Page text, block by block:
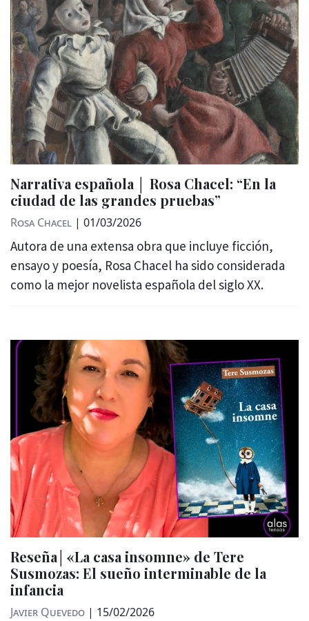
Narrativa española │ Rosa Chacel: “En la
ciudad de las grandes pruebas”
Rosa Chacel | 01/03/2026
Autora de una extensa obra que incluye ficción,
ensayo y poesía, Rosa Chacel ha sido considerada
como la mejor novelista española del siglo XX.
Reseña│«La casa insomne» de Tere
Susmozas: El sueño interminable de la
infancia
Javier Quevedo | 15/02/2026